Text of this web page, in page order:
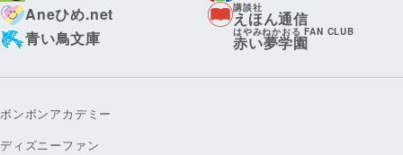
Aneひめ.net
講談社
えほん通信
青い鳥文庫
はやみねかおる FAN CLUB
赤い夢学園
ボンボンアカデミー
ディズニーファン